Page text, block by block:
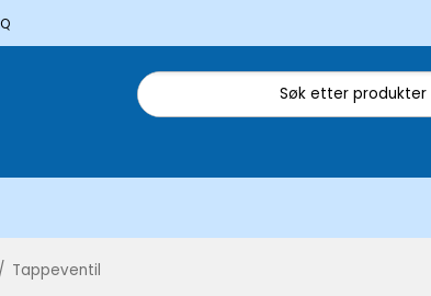
/ Tappeventil